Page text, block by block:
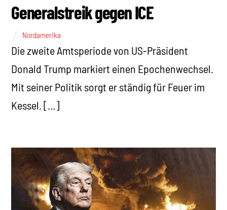
Generalstreik gegen ICE
Nordamerika
Die zweite Amtsperiode von US-Präsident
Donald Trump markiert einen Epochenwechsel.
Mit seiner Politik sorgt er ständig für Feuer im
Kessel. […]